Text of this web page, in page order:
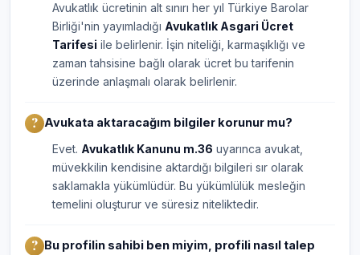
Avukatlık ücretinin alt sınırı her yıl Türkiye Barolar
Birliği'nin yayımladığı Avukatlık Asgari Ücret
Tarifesi ile belirlenir. İşin niteliği, karmaşıklığı ve
zaman tahsisine bağlı olarak ücret bu tarifenin
üzerinde anlaşmalı olarak belirlenir.
Avukata aktaracağım bilgiler korunur mu?
Evet. Avukatlık Kanunu m.36 uyarınca avukat,
müvekkilin kendisine aktardığı bilgileri sır olarak
saklamakla yükümlüdür. Bu yükümlülük mesleğin
temelini oluşturur ve süresiz niteliktedir.
Bu profilin sahibi ben miyim, profili nasıl talep